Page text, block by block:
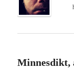
Minnesdikt,